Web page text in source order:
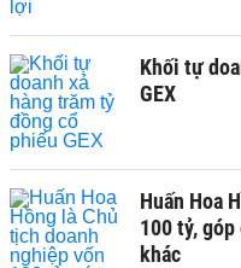
Khối tự
GEX
Huấn Hoa
100 tỷ,
khác